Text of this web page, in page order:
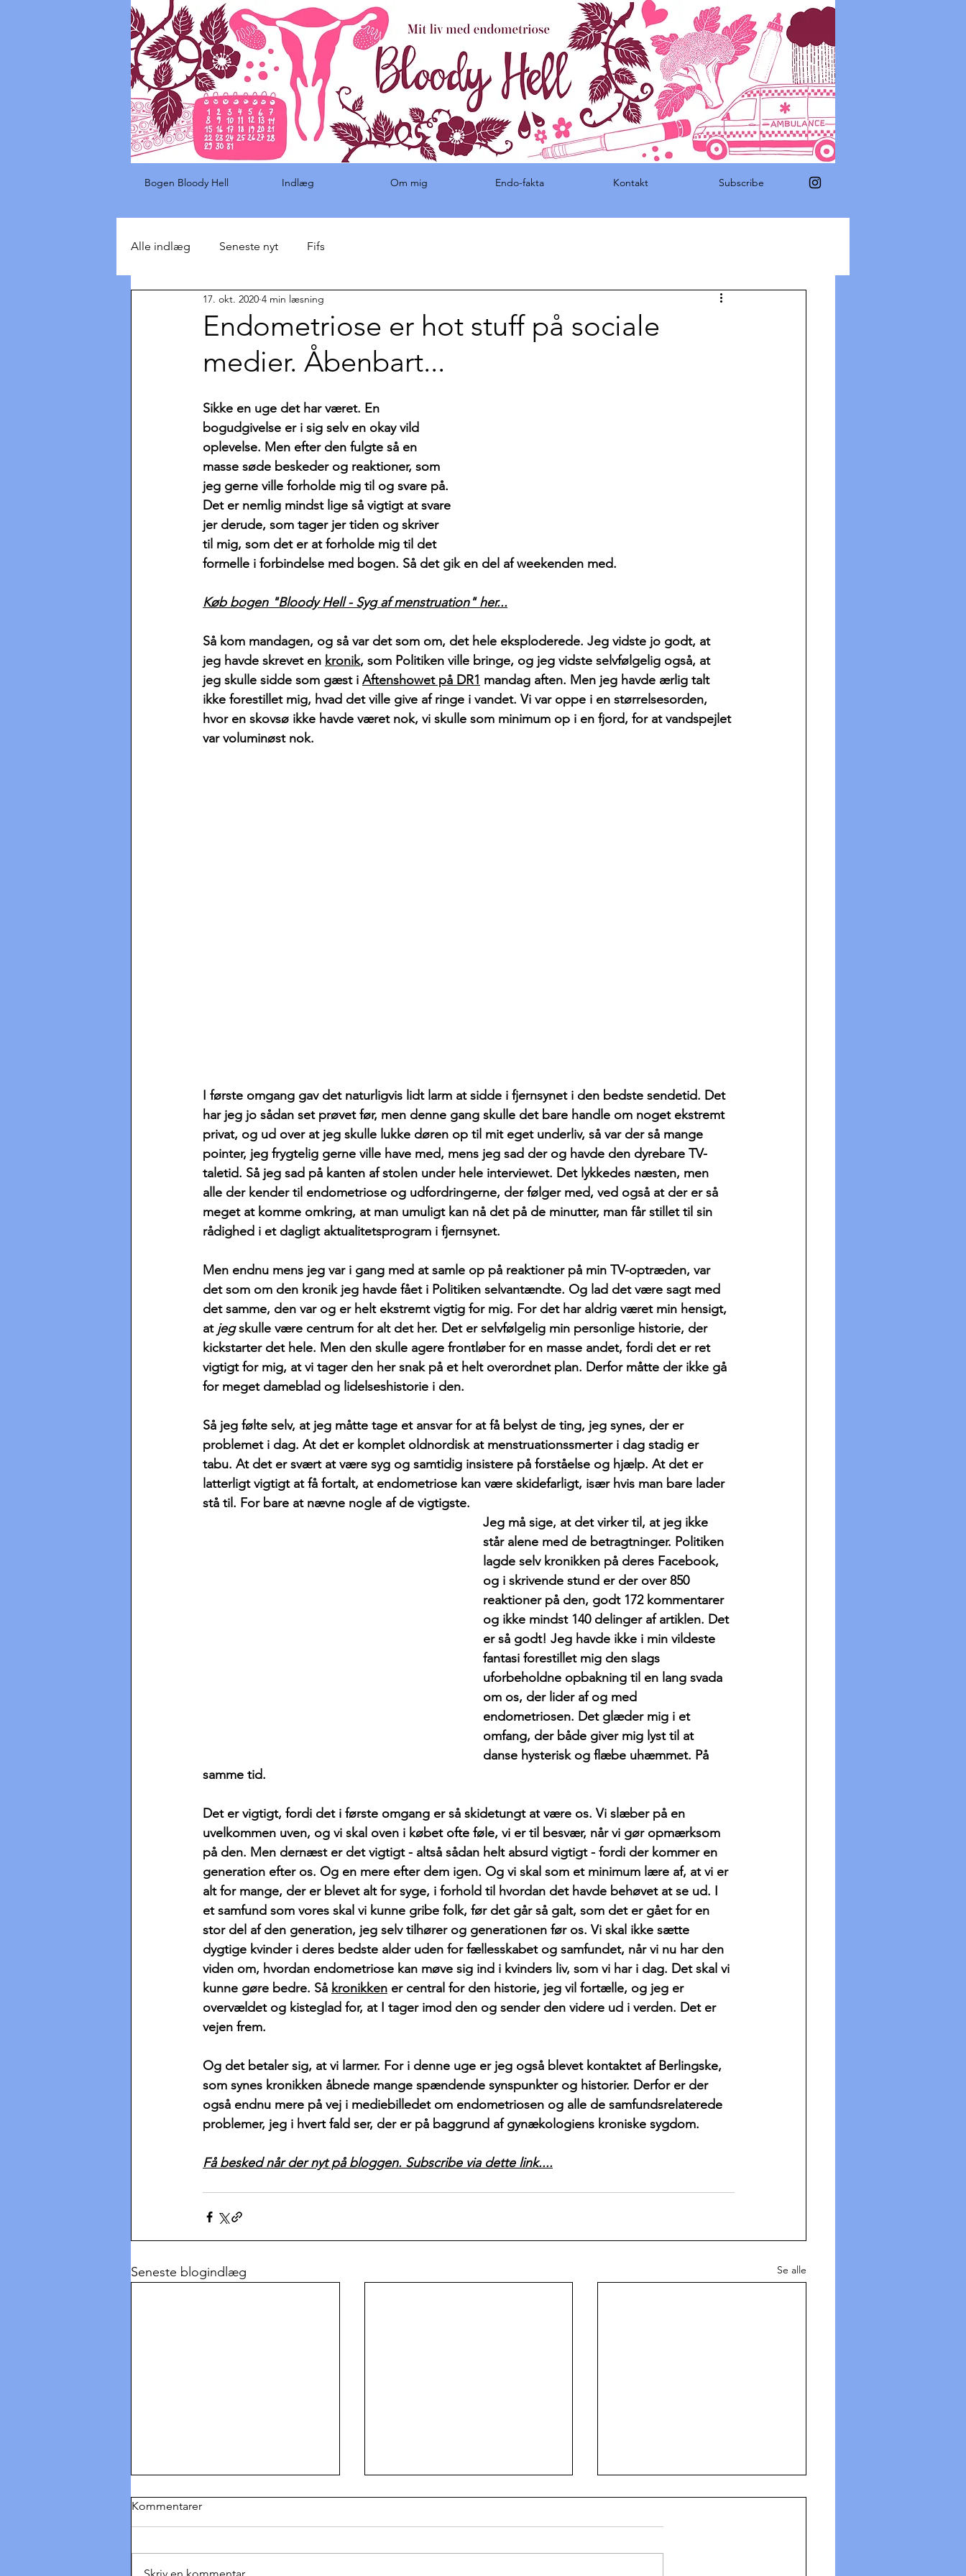
Bogen Bloody Hell Indlæg Om mig Endo-fakta Kontakt Subscribe
Alle indlæg Seneste nyt Fifs
Endometriose er hot stuff på sociale
medier. Åbenbart...
17. okt. 2020 4 min læsning
Sikke en uge det har været. En
bogudgivelse er i sig selv en okay vild
oplevelse. Men efter den fulgte så en
masse søde beskeder og reaktioner, som
jeg gerne ville forholde mig til og svare på.
Det er nemlig mindst lige så vigtigt at svare
jer derude, som tager jer tiden og skriver
til mig, som det er at forholde mig til det
formelle i forbindelse med bogen. Så det gik en del af weekenden med.
Køb bogen "Bloody Hell - Syg af menstruation" her...
Så kom mandagen, og så var det som om, det hele eksploderede. Jeg vidste jo godt, at
jeg havde skrevet en kronik, som Politiken ville bringe, og jeg vidste selvfølgelig også, at
jeg skulle sidde som gæst i Aftenshowet på DR1 mandag aften. Men jeg havde ærlig talt
ikke forestillet mig, hvad det ville give af ringe i vandet. Vi var oppe i en størrelsesorden,
hvor en skovsø ikke havde været nok, vi skulle som minimum op i en fjord, for at vandspejlet
var voluminøst nok.
I første omgang gav det naturligvis lidt larm at sidde i fjernsynet i den bedste sendetid. Det
har jeg jo sådan set prøvet før, men denne gang skulle det bare handle om noget ekstremt
privat, og ud over at jeg skulle lukke døren op til mit eget underliv, så var der så mange
pointer, jeg frygtelig gerne ville have med, mens jeg sad der og havde den dyrebare TV-
taletid. Så jeg sad på kanten af stolen under hele interviewet. Det lykkedes næsten, men
alle der kender til endometriose og udfordringerne, der følger med, ved også at der er så
meget at komme omkring, at man umuligt kan nå det på de minutter, man får stillet til sin
rådighed i et dagligt aktualitetsprogram i fjernsynet.
Men endnu mens jeg var i gang med at samle op på reaktioner på min TV-optræden, var
det som om den kronik jeg havde fået i Politiken selvantændte. Og lad det være sagt med
det samme, den var og er helt ekstremt vigtig for mig. For det har aldrig været min hensigt,
at jeg skulle være centrum for alt det her. Det er selvfølgelig min personlige historie, der
kickstarter det hele. Men den skulle agere frontløber for en masse andet, fordi det er ret
vigtigt for mig, at vi tager den her snak på et helt overordnet plan. Derfor måtte der ikke gå
for meget dameblad og lidelseshistorie i den.
Så jeg følte selv, at jeg måtte tage et ansvar for at få belyst de ting, jeg synes, der er
problemet i dag. At det er komplet oldnordisk at menstruationssmerter i dag stadig er
tabu. At det er svært at være syg og samtidig insistere på forståelse og hjælp. At det er
latterligt vigtigt at få fortalt, at endometriose kan være skidefarligt, især hvis man bare lader
stå til. For bare at nævne nogle af de vigtigste.
Jeg må sige, at det virker til, at jeg ikke
står alene med de betragtninger. Politiken
lagde selv kronikken på deres Facebook,
og i skrivende stund er der over 850
reaktioner på den, godt 172 kommentarer
og ikke mindst 140 delinger af artiklen. Det
er så godt! Jeg havde ikke i min vildeste
fantasi forestillet mig den slags
uforbeholdne opbakning til en lang svada
om os, der lider af og med
endometriosen. Det glæder mig i et
omfang, der både giver mig lyst til at
danse hysterisk og flæbe uhæmmet. På
samme tid.
Det er vigtigt, fordi det i første omgang er så skidetungt at være os. Vi slæber på en
uvelkommen uven, og vi skal oven i købet ofte føle, vi er til besvær, når vi gør opmærksom
på den. Men dernæst er det vigtigt - altså sådan helt absurd vigtigt - fordi der kommer en
generation efter os. Og en mere efter dem igen. Og vi skal som et minimum lære af, at vi er
alt for mange, der er blevet alt for syge, i forhold til hvordan det havde behøvet at se ud. I
et samfund som vores skal vi kunne gribe folk, før det går så galt, som det er gået for en
stor del af den generation, jeg selv tilhører og generationen før os. Vi skal ikke sætte
dygtige kvinder i deres bedste alder uden for fællesskabet og samfundet, når vi nu har den
viden om, hvordan endometriose kan møve sig ind i kvinders liv, som vi har i dag. Det skal vi
kunne gøre bedre. Så kronikken er central for den historie, jeg vil fortælle, og jeg er
overvældet og kisteglad for, at I tager imod den og sender den videre ud i verden. Det er
vejen frem.
Og det betaler sig, at vi larmer. For i denne uge er jeg også blevet kontaktet af Berlingske,
som synes kronikken åbnede mange spændende synspunkter og historier. Derfor er der
også endnu mere på vej i mediebilledet om endometriosen og alle de samfundsrelaterede
problemer, jeg i hvert fald ser, der er på baggrund af gynækologiens kroniske sygdom.
Få besked når der nyt på bloggen. Subscribe via dette link....
Seneste blogindlæg Se alle
Kommentarer
Skriv en kommentar...